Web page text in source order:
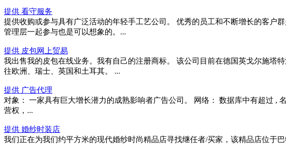
提供 看守服务
提供收购或参与具有广泛活动的年轻手工艺公司。 优秀的员工和不断增长的客户
管理层一起参与也是可以想象的。...
提供 皮包网上贸易
我出售我的皮包在线业务。我有自己的注册商标。 该公司目前在德国英戈尔施塔
往欧洲、瑞士、英国和土耳其。 ...
提供 广告代理
对象： 一家具有巨大增长潜力的成熟影响者广告公司。 网络： 数据库中有超过 ,
营权，...
提供 婚纱时装店
我们正在为我们约平方米的现代婚纱时尚精品店寻找继任者/买家，该精品店位于